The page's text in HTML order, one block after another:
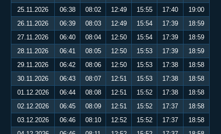
25.11.2026
06:38 08:02 12:49 15:55 17:40
19:00
26.11.2026
06:39 08:03 12:49 15:54 17:39
18:59
27.11.2026
06:40 08:04 12:50 15:54 17:39
18:59
28.11.2026
06:41 08:05 12:50 15:53 17:39
18:59
29.11.2026
06:42 08:06 12:50 15:53 17:38
18:58
30.11.2026
06:43 08:07 12:51 15:53 17:38
18:58
01.12.2026
06:44 08:08 12:51 15:52 17:38
18:58
02.12.2026
06:45 08:09 12:51 15:52 17:37
18:58
03.12.2026
06:46 08:10 12:52 15:52 17:37
18:58